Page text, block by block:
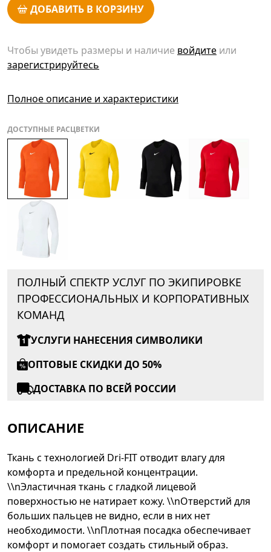
ДОБАВИТЬ В КОРЗИНУ
Чтобы увидеть размеры и наличие войдите или
зарегистрируйтесь
Полное описание и характеристики
ДОСТУПНЫЕ РАСЦВЕТКИ
ПОЛНЫЙ СПЕКТР УСЛУГ ПО ЭКИПИРОВКЕ
ПРОФЕССИОНАЛЬНЫХ И КОРПОРАТИВНЫХ
КОМАНД
УСЛУГИ НАНЕСЕНИЯ СИМВОЛИКИ
ОПТОВЫЕ СКИДКИ ДО 50%
ДОСТАВКА ПО ВСЕЙ РОССИИ
ОПИСАНИЕ
Ткань с технологией Dri-FIT отводит влагу для
комфорта и предельной концентрации.
\\nЭластичная ткань с гладкой лицевой
поверхностью не натирает кожу. \\nОтверстий для
больших пальцев не видно, если в них нет
необходимости. \\nПлотная посадка обеспечивает
комфорт и помогает создать стильный образ.